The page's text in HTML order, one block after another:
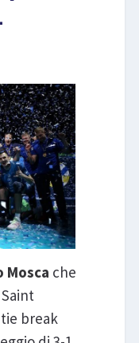
Mosca che
break